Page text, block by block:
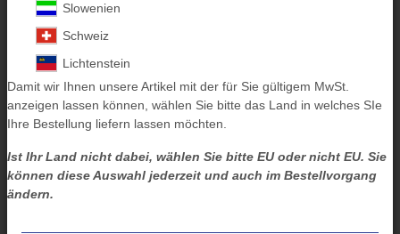
Slowenien
Schweiz
Lichtenstein
Damit wir Ihnen unsere Artikel mit der für Sie gültigem MwSt.
anzeigen lassen können, wählen Sie bitte das Land in welches SIe
Ihre Bestellung liefern lassen möchten.
Ist Ihr Land nicht dabei, wählen Sie bitte EU oder nicht EU. Sie
können diese Auswahl jederzeit und auch im Bestellvorgang
ändern.